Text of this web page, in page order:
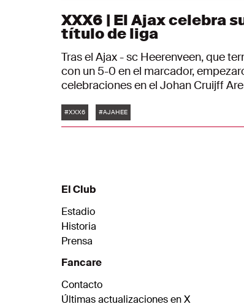
XXX6 | El Ajax celebra
título de liga
Tras el Ajax - sc Heerenveen, que
con un 5-0 en el marcador,
celebraciones en el Johan Cruijff
uno a uno. A continuación, el icono
Jari Litmanen entregó el trofeo al
Etiquetas
#XXX6 #AJAHEE
El Club
Estadio
Historia
Prensa
Fancare
Contacto
Últimas actualizaciones en X